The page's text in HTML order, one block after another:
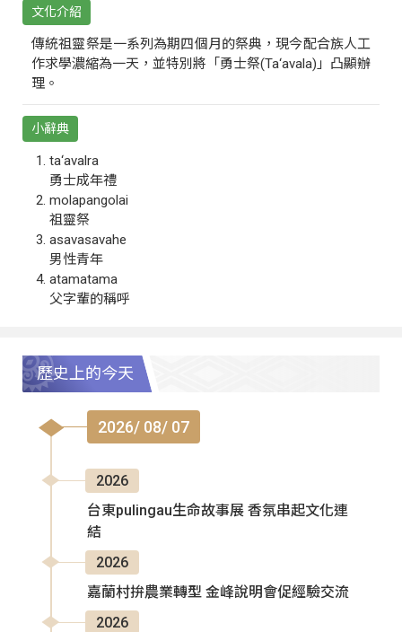
文化介紹
傳統祖靈祭是一系列為期四個月的祭典，現今配合族人工
作求學濃縮為一天，並特別將「勇士祭(Ta‘avala)」凸顯辦
理。
小辭典
ta‘avalra
勇士成年禮
molapangolai
祖靈祭
asavasavahe
男性青年
atamatama
父字輩的稱呼
歷史上的今天
2026/ 08/ 07
2026
台東pulingau生命故事展 香氛串起文化連
結
2026
嘉蘭村拚農業轉型 金峰說明會促經驗交流
2026